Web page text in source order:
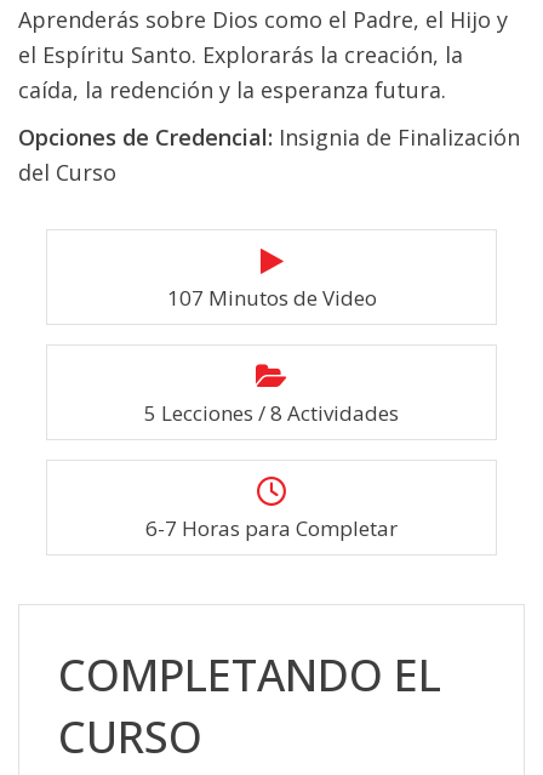
Aprenderás sobre Dios como el Padre, el Hijo y
el Espíritu Santo. Explorarás la creación, la
caída, la redención y la esperanza futura.
Opciones de Credencial: Insignia de Finalización
del Curso
107 Minutos de Video
5 Lecciones / 8 Actividades
6-7 Horas para Completar
COMPLETANDO EL
CURSO